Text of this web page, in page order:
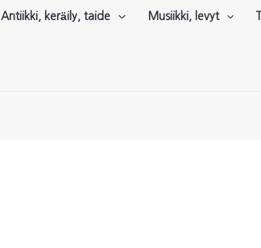
Antiikki, keräily, taide Musiikki, levyt